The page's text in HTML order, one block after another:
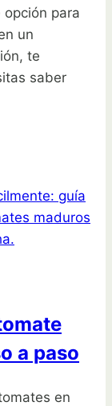
para
un
te
saber
a paso
en